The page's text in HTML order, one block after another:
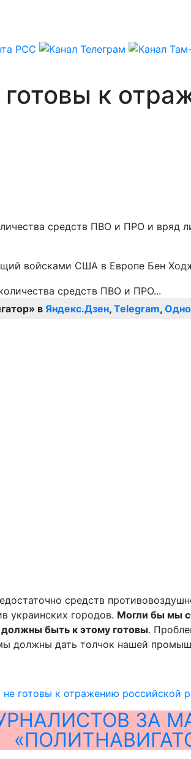
к
средств ПВО и ПРО и вряд
войсками США в Европе Бен
в Яндекс.Дзен, Telegram,
средств
украинских городов. Могли бы мы
быть к этому готовы.
должны дать толчок нашей
готовы к отражению российской
ЗА